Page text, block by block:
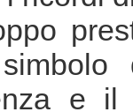
e il